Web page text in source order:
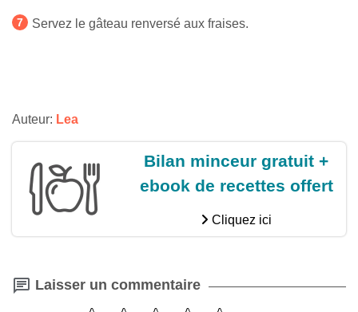
Servez le gâteau renversé aux fraises.
Auteur: Lea
Bilan minceur gratuit +
ebook de recettes offert
Cliquez ici
Laisser un commentaire